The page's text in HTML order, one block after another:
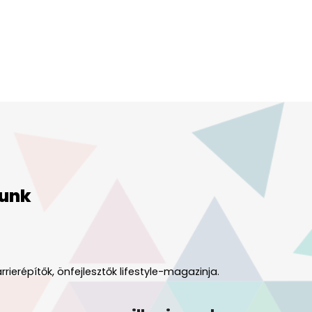
önfejlesztők lifestyle-magazinja.